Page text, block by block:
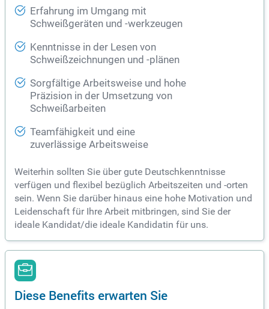
Erfahrung im Umgang mit
Schweißgeräten und -werkzeugen
Kenntnisse in der Lesen von
Schweißzeichnungen und -plänen
Sorgfältige Arbeitsweise und hohe
Präzision in der Umsetzung von
Schweißarbeiten
Teamfähigkeit und eine
zuverlässige Arbeitsweise
Weiterhin sollten Sie über gute Deutschkenntnisse
verfügen und flexibel bezüglich Arbeitszeiten und -orten
sein. Wenn Sie darüber hinaus eine hohe Motivation und
Leidenschaft für Ihre Arbeit mitbringen, sind Sie der
ideale Kandidat/die ideale Kandidatin für uns.
Diese Benefits erwarten Sie